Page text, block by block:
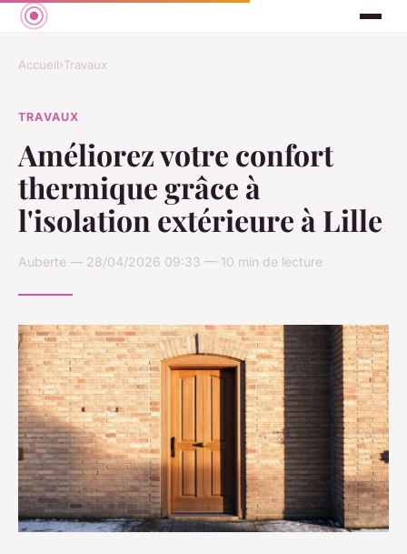
Accueil›Travaux
TRAVAUX
Améliorez votre confort
thermique grâce à
l'isolation extérieure à Lille
Auberte — 28/04/2026 09:33 — 10 min de lecture